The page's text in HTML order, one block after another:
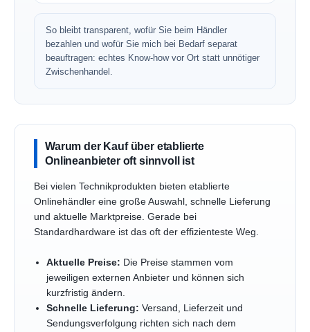
So bleibt transparent, wofür Sie beim Händler
bezahlen und wofür Sie mich bei Bedarf separat
beauftragen: echtes Know-how vor Ort statt unnötiger
Zwischenhandel.
Warum der Kauf über etablierte
Onlineanbieter oft sinnvoll ist
Bei vielen Technikprodukten bieten etablierte
Onlinehändler eine große Auswahl, schnelle Lieferung
und aktuelle Marktpreise. Gerade bei
Standardhardware ist das oft der effizienteste Weg.
Aktuelle Preise: Die Preise stammen vom
jeweiligen externen Anbieter und können sich
kurzfristig ändern.
Schnelle Lieferung: Versand, Lieferzeit und
Sendungsverfolgung richten sich nach dem